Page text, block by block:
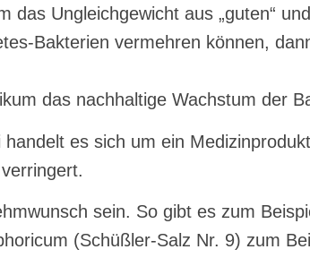
Ungleichgewicht aus „guten“
Bakterien vermehren können,
das nachhaltige Wachstum der
handelt es sich um ein
sein. So gibt es zum
(Schüßler-Salz Nr. 9) zum